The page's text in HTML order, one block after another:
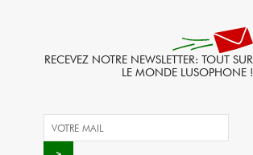
RECEVEZ NOTRE NEWSLETTER: TOUT SUR
LE MONDE LUSOPHONE !